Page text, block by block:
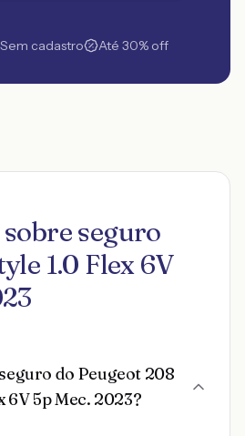
Sem cadastro Até 30% off
seguro
1.0 Flex 6V
do Peugeot 208
6V 5p Mec. 2023?